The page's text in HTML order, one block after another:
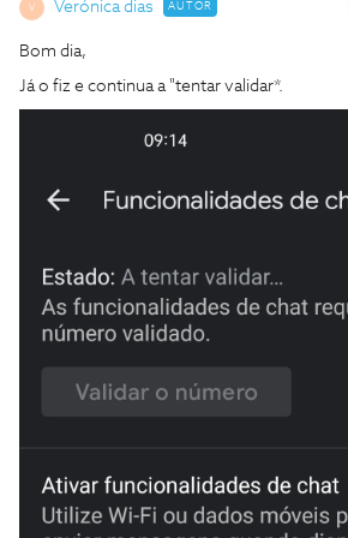
V Verónica dias AUTOR
Bom dia,
Já o fiz e continua a "tentar validar*.